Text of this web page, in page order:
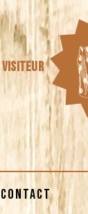
visiteur
CONTACT